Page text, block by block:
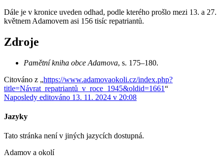
Dále je v kronice uveden odhad, podle kterého prošlo mezi 13. a 27.
květnem Adamovem asi 156 tisíc repatriantů.
Zdroje
Pamětní kniha obce Adamova, s. 175–180.
Citováno z „https://www.adamovaokoli.cz/index.php?
title=Návrat_repatriantů_v_roce_1945&oldid=1661“
Naposledy editováno 13. 11. 2024 v 20:08
Jazyky
Tato stránka není v jiných jazycích dostupná.
Adamov a okolí